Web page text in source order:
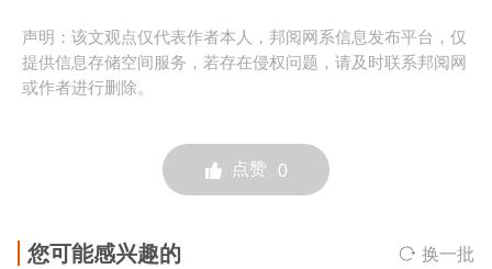
声明：该文观点仅代表作者本人，邦阅网系信息发布平台，仅
提供信息存储空间服务，若存在侵权问题，请及时联系邦阅网
或作者进行删除。
点赞 0
您可能感兴趣的 换一批